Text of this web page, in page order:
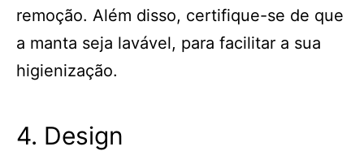
remoção. Além disso, certifique-se de que
a manta seja lavável, para facilitar a sua
higienização.
4. Design